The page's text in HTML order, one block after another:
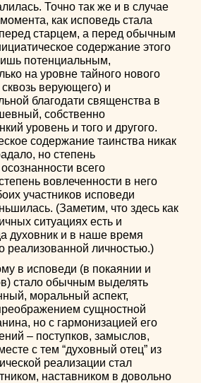
Точно так же и в случае
как исповедь стала
старцем, а перед обычным
содержание этого
потенциальным,
на уровне тайного нового
верующего) и
благодати священства в
собственно
уровень и того и другого.
содержание таинства никак
но степень
всего
вовлеченности в него
участников исповеди
(Заметим, что здесь как
ситуациях есть и
духовник и в наше время
реализованной личностью.)
в исповеди (в покаянии и
стало обычным выделять
моральный аспект,
сущностной
но с гармонизацией его
– поступков, замыслов,
с тем “духовный отец” из
реализации стал
наставником в довольно